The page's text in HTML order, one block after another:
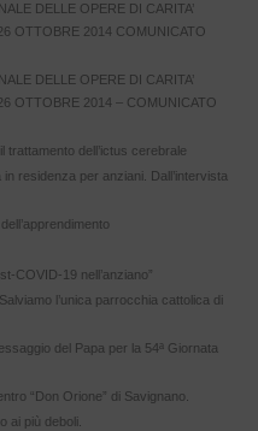
DELLE OPERE DI CARITA’
OTTOBRE 2014 COMUNICATO
DELLE OPERE DI CARITA’
OTTOBRE 2014 – COMUNICATO
dell’ictus cerebrale
residenza per anziani. Dall’intervista
COVID-19 nell’anziano”
l’unica parrocchia cattolica di
del Papa per la 54ª Giornata
“Don Orione” di Savignano.
ai più deboli.